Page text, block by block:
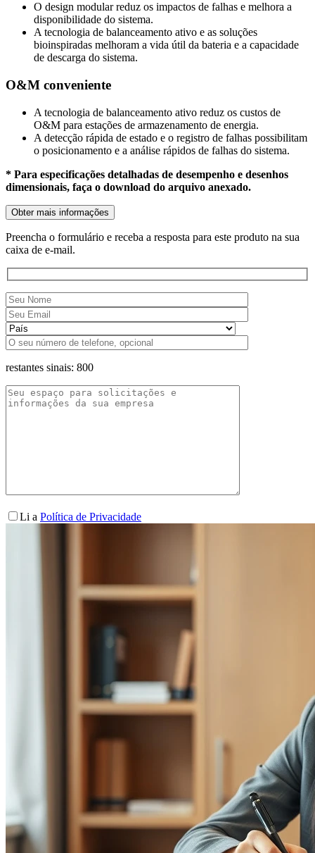
O design modular reduz os impactos de falhas e melhora a
disponibilidade do sistema.
A tecnologia de balanceamento ativo e as soluções
bioinspiradas melhoram a vida útil da bateria e a capacidade
de descarga do sistema.
O&M conveniente
A tecnologia de balanceamento ativo reduz os custos de
O&M para estações de armazenamento de energia.
A detecção rápida de estado e o registro de falhas possibilitam
o posicionamento e a análise rápidos de falhas do sistema.
* Para especificações detalhadas de desempenho e desenhos
dimensionais, faça o download do arquivo anexado.
Obter mais informações
Preencha o formulário e receba a resposta para este produto na sua
caixa de e-mail.
restantes sinais: 800
Li a Política de Privacidade